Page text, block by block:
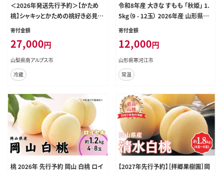
＜2026年発送先行予約＞【かため
桃】シャキッとかための桃好き必見！
桃のリレーが楽しめる！約4kg （約10
寄付金額
27,000円
山梨県南アルプス市
冷蔵
令和8年産 大きな すもも 「秋姫」 1.
5kg（9 - 12玉） 2026年産 山形県産
【2026年9月中旬頃から9月末頃発
-B-MM020
寄付金額
12,000円
山形県寒河江市
常温
桃 2026年 先行予約 岡山 白桃 ロイ
【2027年先行予約】［拝郷果樹園］岡